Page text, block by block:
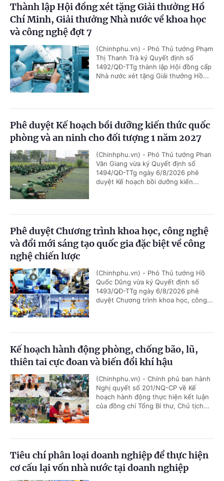
Thành lập Hội đồng xét tặng Giải thưởng Hồ
Chí Minh, Giải thưởng Nhà nước về khoa học
và công nghệ đợt 7
(Chinhphu.vn) - Phó Thủ tướng Phạm
Thị Thanh Trà ký Quyết định số
1492/QĐ-TTg thành lập Hội đồng cấp
Nhà nước xét tặng Giải thưởng Hồ...
Phê duyệt Kế hoạch bồi dưỡng kiến thức quốc
phòng và an ninh cho đối tượng 1 năm 2027
(Chinhphu.vn) - Phó Thủ tướng Phan
Văn Giang vừa ký Quyết định số
1494/QĐ-TTg ngày 6/8/2026 phê
duyệt Kế hoạch bồi dưỡng kiến...
Phê duyệt Chương trình khoa học, công nghệ
và đổi mới sáng tạo quốc gia đặc biệt về công
nghệ chiến lược
(Chinhphu.vn) - Phó Thủ tướng Hồ
Quốc Dũng vừa ký Quyết định số
1493/QĐ-TTg ngày 6/8/2026 phê
duyệt Chương trình khoa học, công...
Kế hoạch hành động phòng, chống bão, lũ,
thiên tai cực đoan và biến đổi khí hậu
(Chinhphu.vn) - Chính phủ ban hành
Nghị quyết số 201/NQ-CP về Kế
hoạch hành động thực hiện kết luận
của đồng chí Tổng Bí thư, Chủ tịch...
Tiêu chí phân loại doanh nghiệp để thực hiện
cơ cấu lại vốn nhà nước tại doanh nghiệp